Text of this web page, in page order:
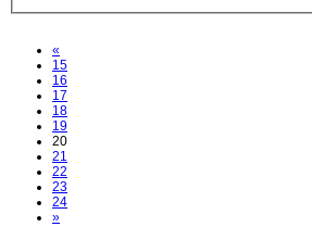
«
15
16
17
18
19
20
21
22
23
24
»Next